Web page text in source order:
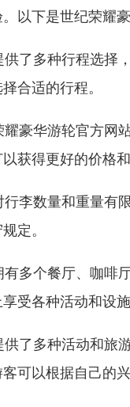
以下是世纪荣耀
了多种行程选择
合适的行程。
豪华游轮官方网
获得更好的价格
李数量和重量有
定。
多个餐厅、咖啡
受各种活动和设
了多种活动和旅
可以根据自己的